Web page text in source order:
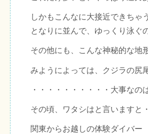
しかもこんなに大接近できちゃ
となりに並んで、ゆっくり泳ぐ
その他にも、こんな神秘的な地
みようによっては、クジラの尻
・・・・・・・・・・大事なの
その頃、ワタシはと言いますと
関東からお越しの体験ダイバー